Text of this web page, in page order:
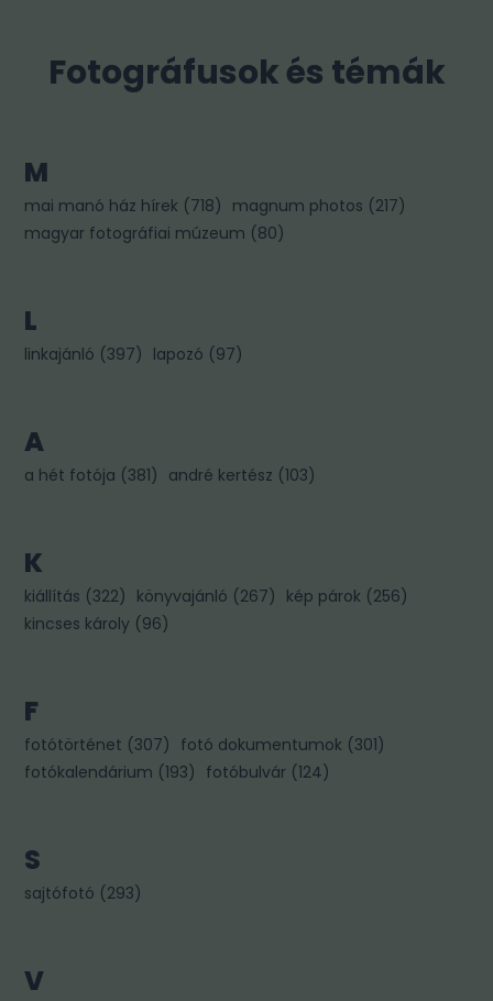
Fotográfusok és témák
M
mai manó ház hírek (718) magnum photos (217)
magyar fotográfiai múzeum (80)
L
linkajánló (397) lapozó (97)
A
a hét fotója (381) andré kertész (103)
K
kiállítás (322) könyvajánló (267) kép párok (256)
kincses károly (96)
F
fotótörténet (307) fotó dokumentumok (301)
fotókalendárium (193) fotóbulvár (124)
S
sajtófotó (293)
V